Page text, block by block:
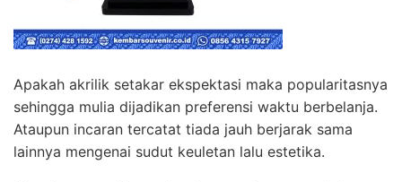
Apakah akrilik setakar ekspektasi maka popularitasnya
sehingga mulia dijadikan preferensi waktu berbelanja.
Ataupun incaran tercatat tiada jauh berjarak sama
lainnya mengenai sudut keuletan lalu estetika.